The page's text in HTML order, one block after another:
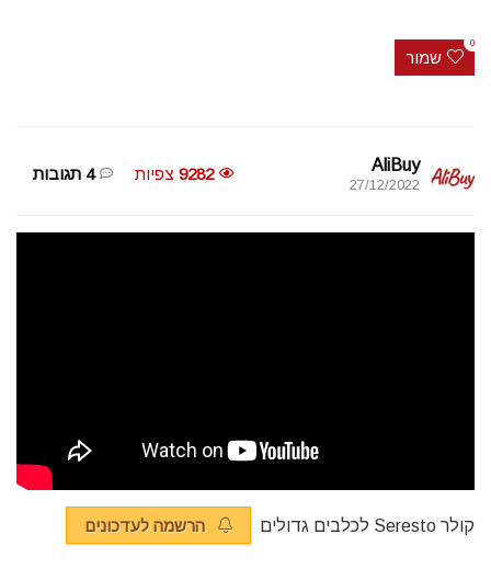
שמור
0
AliBuy
27/12/2022
9282 צפיות 4 תגובות
קולר Seresto לכלבים גדולים הרשמה לעדכונים